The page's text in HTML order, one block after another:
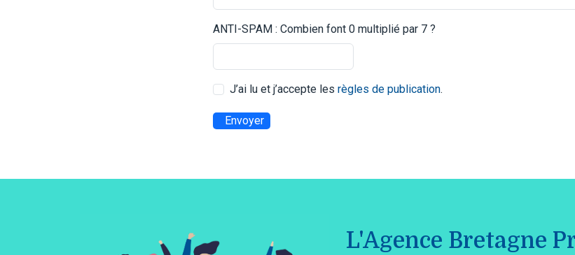
ANTI-SPAM : Combien font 0 multiplié par 7 ?
J’ai lu et j’accepte les règles de publication.
Envoyer
L'Agence Bretagne